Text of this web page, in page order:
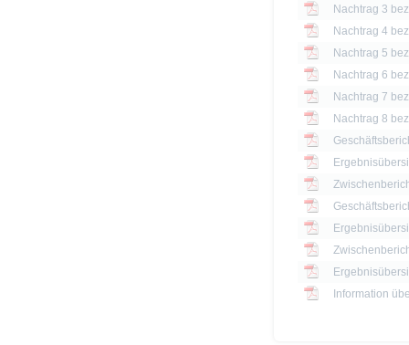
Nachtrag 3
Nachtrag 4
Nachtrag 5
Nachtrag 6
Nachtrag 7
Nachtrag 8
Information